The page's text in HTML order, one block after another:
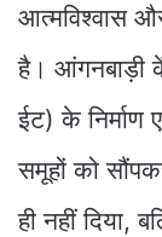
आत्मविश्वास
है। आंगनबाड़ी
ईट) के निर्माण
समूहों को
ही नहीं दिया,